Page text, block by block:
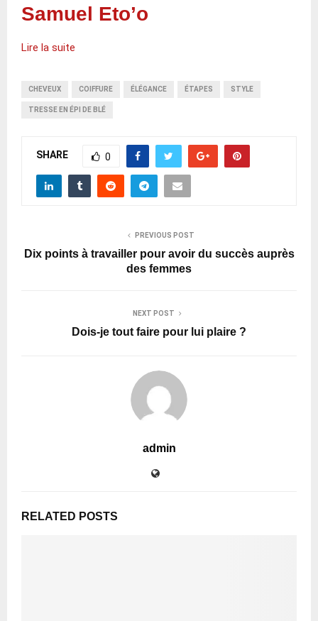
Samuel Eto’o
Lire la suite
CHEVEUX COIFFURE ÉLÉGANCE ÉTAPES STYLE
TRESSE EN ÉPI DE BLÉ
SHARE 0
PREVIOUS POST
Dix points à travailler pour avoir du succès auprès
des femmes
NEXT POST
Dois-je tout faire pour lui plaire ?
admin
RELATED POSTS